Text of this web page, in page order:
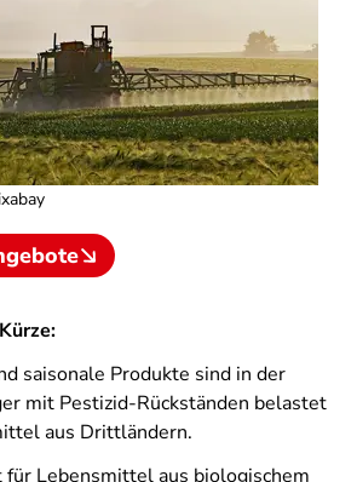
saisonale Produkte sind in der
mit Pestizid-Rückständen belastet
aus Drittländern.
für Lebensmittel aus biologischem